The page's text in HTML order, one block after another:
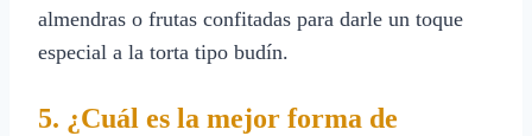
almendras o frutas confitadas para darle un toque
especial a la torta tipo budín.
5. ¿Cuál es la mejor forma de